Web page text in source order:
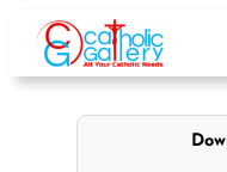
content